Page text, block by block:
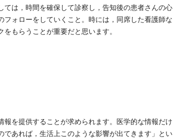
は，時間を確保して診察し，告知後の患者さんの心
ォローをしていくこと。時には，同席した看護師な
もらうことが重要だと思います。
を提供することが求められます。医学的な情報だけ
あれば，生活上このような影響が出てきます」とい